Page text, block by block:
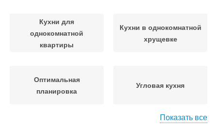
Кухни для
однокомнатной
квартиры
Кухни в однокомнатной
хрущевке
Оптимальная
планировка
Угловая кухня
Показать все